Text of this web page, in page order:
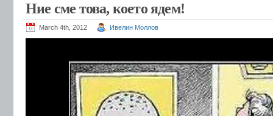
Ние сме това, което ядем!
March 4th, 2012 Ивелин Моллов